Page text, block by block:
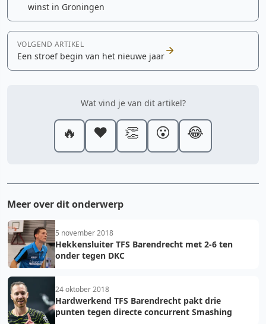
winst in Groningen
VOLGEND ARTIKEL
Een stroef begin van het nieuwe jaar
Wat vind je van dit artikel?
🔥 ❤️ 👏 😮 😂
Meer over dit onderwerp
5 november 2018
Hekkensluiter TFS Barendrecht met 2-6 ten
onder tegen DKC
24 oktober 2018
Hardwerkend TFS Barendrecht pakt drie
punten tegen directe concurrent Smashing